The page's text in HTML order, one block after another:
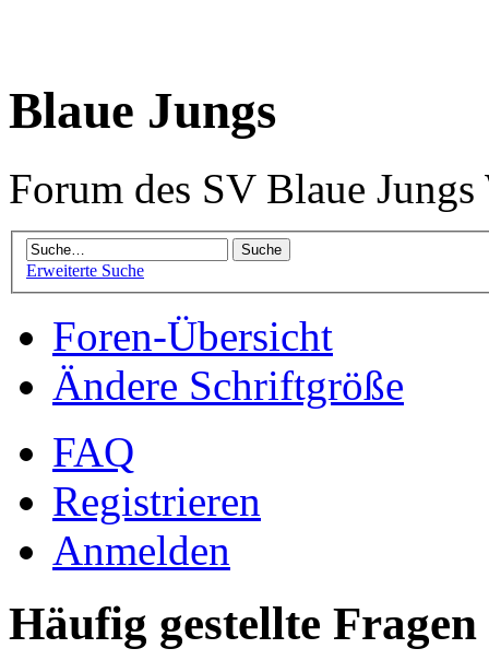
Blaue Jungs
Forum des SV Blaue
Erweiterte Suche
Foren-Übersicht
Ändere Schriftgröße
FAQ
Registrieren
Anmelden
Häufig gestellte Fragen